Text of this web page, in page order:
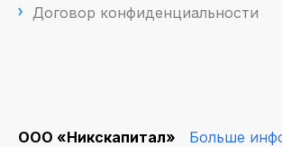
Договор конфиденциальности
ООО «Никскапитал» Больше